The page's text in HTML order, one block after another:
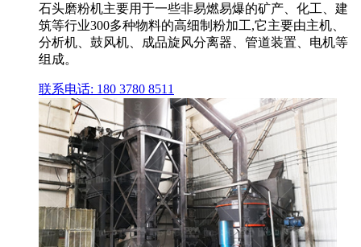
石头磨粉机主要用于一些非易燃易爆的矿产、化工、建
筑等行业300多种物料的高细制粉加工,它主要由主机、
分析机、鼓风机、成品旋风分离器、管道装置、电机等
组成。
联系电话: 180 3780 8511